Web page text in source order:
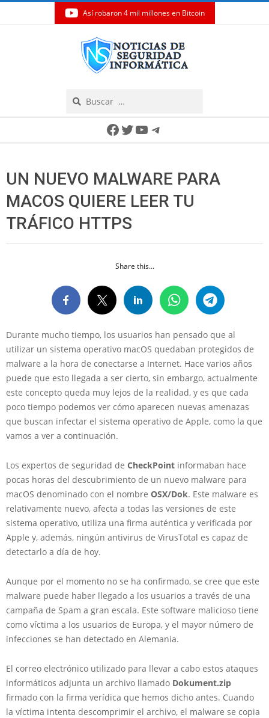
Así robaron 4 mil millones en Bitcoin
Facebook
Twitter
YouTube
Telegram
UN NUEVO MALWARE PARA
MACOS QUIERE LEER TU
TRÁFICO HTTPS
Share this...
Durante mucho tiempo, los usuarios han pensado que al
utilizar un sistema operativo macOS quedaban protegidos de
malware a la hora de conectarse a Internet. Hace varios años
puede que esto llegada a ser cierto, sin embargo, actualmente
este concepto queda muy lejos de la realidad, y es que cada
poco tiempo podemos ver cómo aparecen nuevas amenazas
que buscan infectar el sistema operativo de Apple, como la que
vamos a ver a continuación.
Los expertos de seguridad de CheckPoint informaban hace
pocas horas del descubrimiento de un nuevo malware para
macOS denominado con el nombre OSX/Dok. Este malware es
relativamente nuevo, afecta a todas las versiones de este
sistema operativo, utiliza una firma auténtica y verificada por
Apple y, además, ningún antivirus de VirusTotal es capaz de
detectarlo a día de hoy.
Aunque por el momento no se ha confirmado, se cree que este
malware puede haber llegado a los usuarios a través de una
campaña de Spam a gran escala. Este software malicioso tiene
como víctima a los usuarios de Europa, y el mayor número de
infecciones se han detectado en Alemania.
El correo electrónico utilizado para llevar a cabo estos ataques
informáticos adjunta un archivo llamado Dokument.zip
firmado con la firma verídica que hemos dicho antes. Cuando
la víctima intenta descomprimir el archivo, el malware se copia